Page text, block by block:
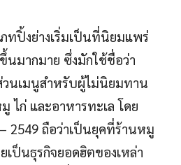
ทปิ้งย่างเริ่มเป็นที่นิยมแพร่
นมากมาย ซึ่งมักใช้ชื่อว่า
วนเมนูสำหรับผู้ไม่นิยมทาน
ไก่ และอาหารทะเล โดย
2549 ถือว่าเป็นยุคที่ร้านหมู
เป็นธุรกิจยอดฮิตของเหล่า